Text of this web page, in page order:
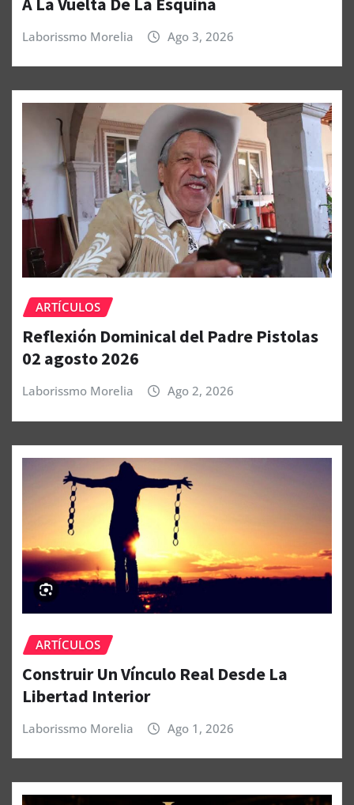
Laborissmo Morelia Ago 3, 2026
ARTÍCULOS
Reflexión Dominical del Padre Pistolas
02 agosto 2026
Laborissmo Morelia Ago 2, 2026
ARTÍCULOS
Construir Un Vínculo Real Desde La
Libertad Interior
Laborissmo Morelia Ago 1, 2026